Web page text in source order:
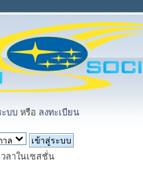
ะบบ หรือ ลงทะเบียน
ลาในเซสชั่น